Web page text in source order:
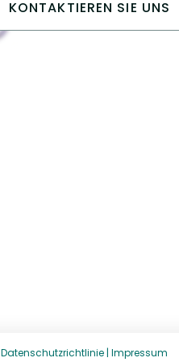
KONTAKTIEREN SIE UNS
Datenschutzrichtlinie | Impressum